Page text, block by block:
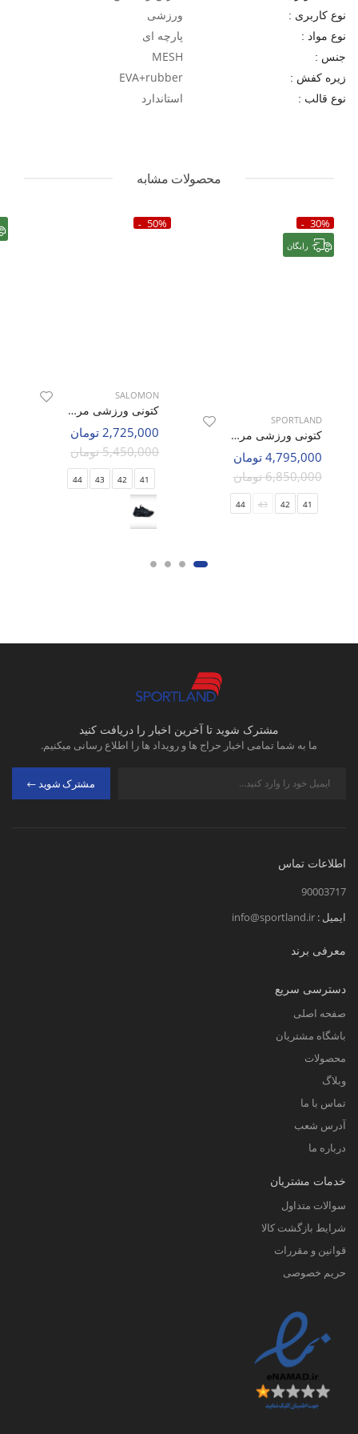
نوع کاربری : ورزشی
نوع مواد : پارچه ای
جنس : MESH
زیره کفش : EVA+rubber
نوع قالب : استاندارد
محصولات مشابه
30%
رایگان
SPORTLAND
کتونی ورزشی مردانه اسپورتلند Runtrix M
4,795,000 تومان
6,850,000 تومان
41
42
43
44
50%
SALOMON
کتونی ورزشی مردانه سالامون Climb Max M
2,725,000 تومان
5,450,000 تومان
41
42
43
44
مشترک شوید تا آخرین اخبار را دریافت کنید
ما به شما تمامی اخبار حراج ها و رویداد ها را اطلاع رسانی میکنیم.
مشترک شوید
اطلاعات تماس
90003717
ایمیل : info@sportland.ir
معرفی برند
دسترسی سریع
صفحه اصلی
باشگاه مشتریان
محصولات
وبلاگ
تماس با ما
آدرس شعب
درباره ما
خدمات مشتریان
سوالات متداول
شرایط بازگشت کالا
قوانین و مقررات
حریم خصوصی